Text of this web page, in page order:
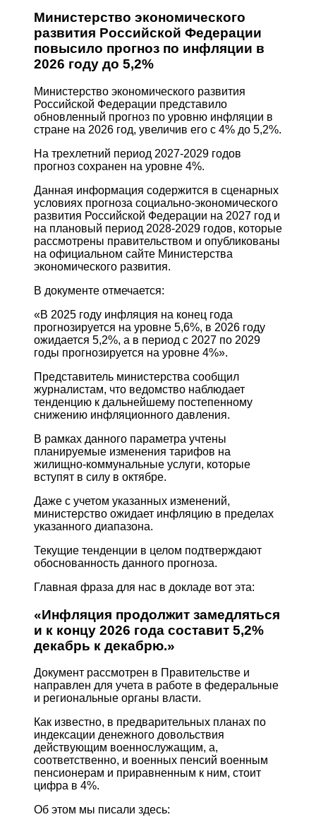
Министерство экономического
развития Российской Федерации
повысило прогноз по инфляции в
2026 году до 5,2%
Министерство экономического развития
Российской Федерации представило
обновленный прогноз по уровню инфляции в
стране на 2026 год, увеличив его с 4% до 5,2%.
На трехлетний период 2027-2029 годов
прогноз сохранен на уровне 4%.
Данная информация содержится в сценарных
условиях прогноза социально-экономического
развития Российской Федерации на 2027 год и
на плановый период 2028-2029 годов, которые
рассмотрены правительством и опубликованы
на официальном сайте Министерства
экономического развития.
В документе отмечается:
«В 2025 году инфляция на конец года
прогнозируется на уровне 5,6%, в 2026 году
ожидается 5,2%, а в период с 2027 по 2029
годы прогнозируется на уровне 4%».
Представитель министерства сообщил
журналистам, что ведомство наблюдает
тенденцию к дальнейшему постепенному
снижению инфляционного давления.
В рамках данного параметра учтены
планируемые изменения тарифов на
жилищно-коммунальные услуги, которые
вступят в силу в октябре.
Даже с учетом указанных изменений,
министерство ожидает инфляцию в пределах
указанного диапазона.
Текущие тенденции в целом подтверждают
обоснованность данного прогноза.
Главная фраза для нас в докладе вот эта:
«Инфляция продолжит замедляться
и к концу 2026 года составит 5,2%
декабрь к декабрю.»
Документ рассмотрен в Правительстве и
направлен для учета в работе в федеральные
и региональные органы власти.
Как известно, в предварительных планах по
индексации денежного довольствия
действующим военнослужащим, а,
соответственно, и военных пенсий военным
пенсионерам и приравненным к ним, стоит
цифра в 4%.
Об этом мы писали здесь: